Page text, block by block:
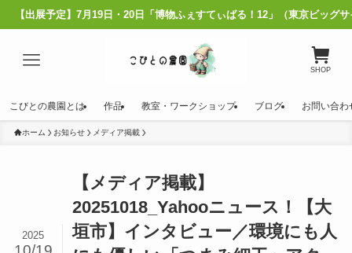
予定】7月19日・20日「博物ふぇすてぃばる！12」（東京ビッグサイト）
SHOP
こびとの農園とは 作品 教室・ワークショップ ブログ お問い合わ
ホーム お知らせ メディア掲載
【メディア掲載】
20251018_Yahooニュース！【大
垣市】インタビュー／環境にも人
2025